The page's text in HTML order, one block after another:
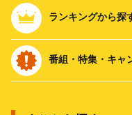
ランキングから探
番組・特集・キャ